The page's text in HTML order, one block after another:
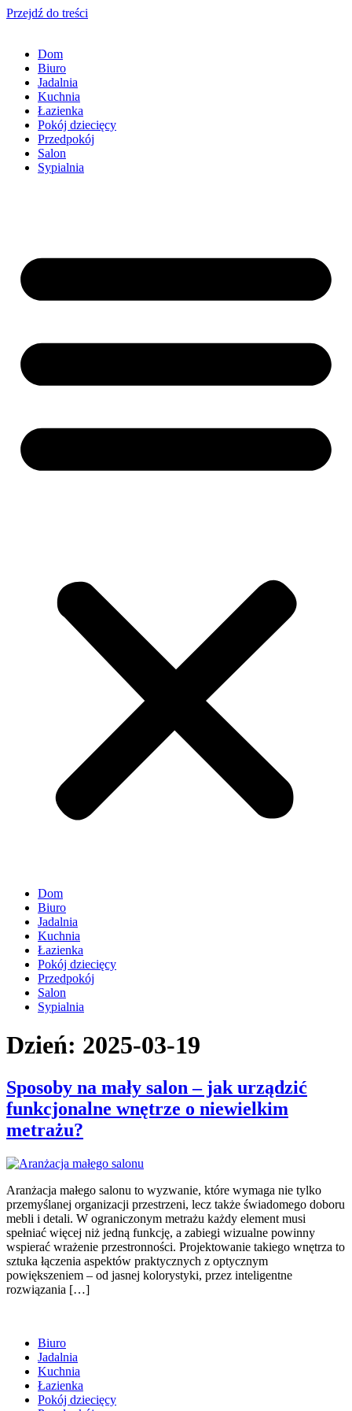
Przejdź do treści
Dom
Biuro
Jadalnia
Kuchnia
Łazienka
Pokój dziecięcy
Przedpokój
Salon
Sypialnia
Dom
Biuro
Jadalnia
Kuchnia
Łazienka
Pokój dziecięcy
Przedpokój
Salon
Sypialnia
Dzień: 2025-03-19
Sposoby na mały salon – jak urządzić
funkcjonalne wnętrze o niewielkim
metrażu?
Aranżacja małego salonu to wyzwanie, które wymaga nie tylko
przemyślanej organizacji przestrzeni, lecz także świadomego doboru
mebli i detali. W ograniczonym metrażu każdy element musi
spełniać więcej niż jedną funkcję, a zabiegi wizualne powinny
wspierać wrażenie przestronności. Projektowanie takiego wnętrza to
sztuka łączenia aspektów praktycznych z optycznym
powiększeniem – od jasnej kolorystyki, przez inteligentne
rozwiązania […]
Biuro
Jadalnia
Kuchnia
Łazienka
Pokój dziecięcy